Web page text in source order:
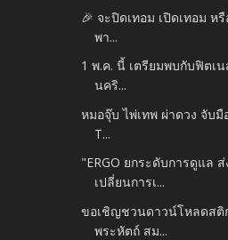
🎉 จะปิดเทอม เปิดเทอม ห
พา...
1 พ.ค. นี้ เตรียมพบกับฟิตเ
นคริ...
หมอจุ๊บ ไพ่เทพ ผ่าดวง จับ
T...
"ERGO ยกระดับการดูแล
เปลี่ยนการเ...
ขอเชิญชวนดาวน์โหลดสติ
พระหัตถ์ สม...